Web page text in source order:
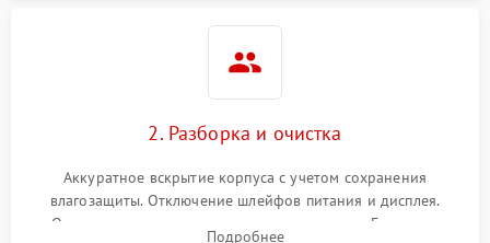
2. Разборка и очистка
Аккуратное вскрытие корпуса с учетом сохранения
влагозащиты. Отключение шлейфов питания и дисплея.
Очистка внутренних плат от окислов и пыли. Бережная
Подробнее